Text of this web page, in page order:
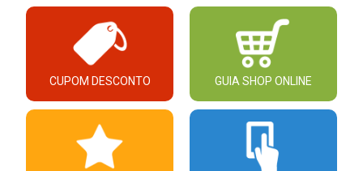
CUPOM DESCONTO GUIA SHOP ONLINE